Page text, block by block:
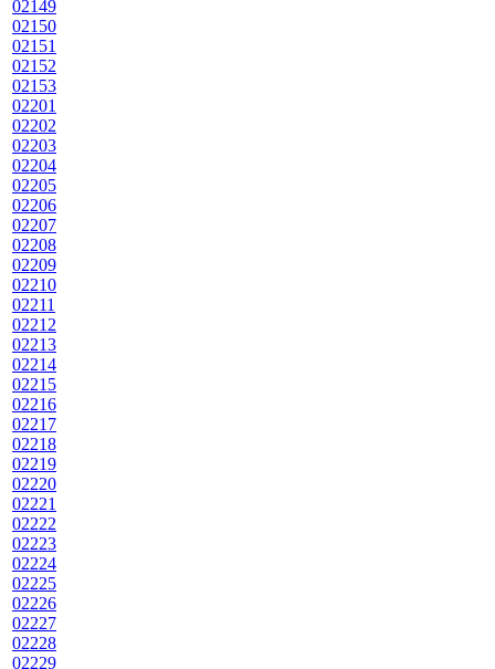
02149
02150
02151
02152
02153
02201
02202
02203
02204
02205
02206
02207
02208
02209
02210
02211
02212
02213
02214
02215
02216
02217
02218
02219
02220
02221
02222
02223
02224
02225
02226
02227
02228
02229